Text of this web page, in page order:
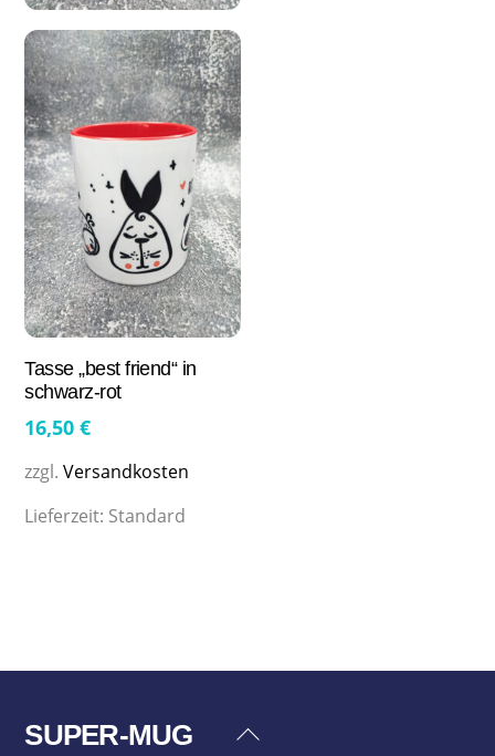
Tasse „best friend“ in
schwarz-rot
16,50€
zzgl.Versandkosten
Lieferzeit: Standard
Back
SUPER-MUG